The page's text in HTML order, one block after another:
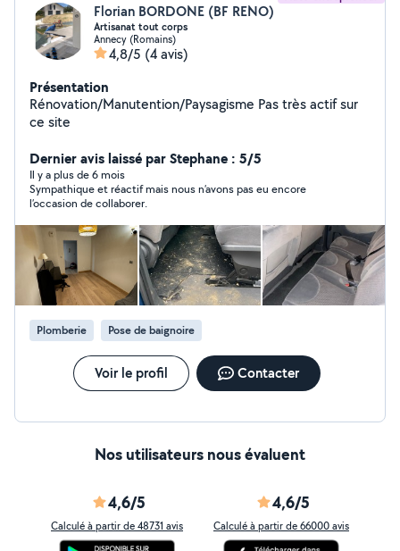
Florian BORDONE (BF RENO)
Artisanat tout corps
Annecy (Romains)
4,8/5 (4 avis)
Présentation
Rénovation/Manutention/Paysagisme Pas très actif sur
ce site
Dernier avis laissé par Stephane : 5/5
Il y a plus de 6 mois
Sympathique et réactif mais nous n’avons pas eu encore
l’occasion de collaborer.
Plomberie Pose de baignoire
Voir le profil Contacter
Nos utilisateurs nous évaluent
4,6/5
Calculé à partir de 48731 avis
4,6/5
Calculé à partir de 66000 avis